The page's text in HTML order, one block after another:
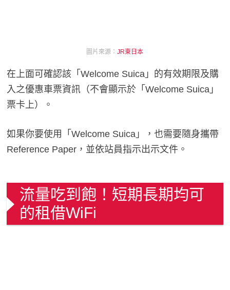
圖片來源：JR東日本
在上面可確認該「Welcome Suica」的有效期限及購
入之優惠車票資訊（不會顯示於「Welcome Suica」
票卡上）。
如果你要使用「Welcome Suica」，也需要隨身攜帶
Reference Paper，並依站員指示出示文件。
流量吃到飽！短期長期均可
的租借WiFi